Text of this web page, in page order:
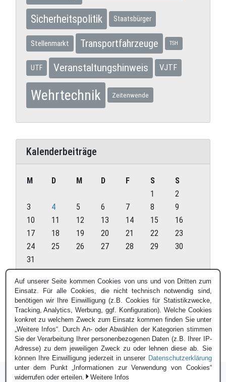
Sicherheitspolitik Staatsbürger
Stellenmarkt Transportfahrzeuge TSH
UTF Veranstaltungshinweis VJTF
Wehrtechnik Zeitenwende
Kalenderbeiträge
August 2026
M D M D F S
S
1
2
3
4 5 6 7 8
9
10
11 12 13 14 15
16
17
18 19 20 21 22
23
24
25 26 27 28 29
30
31
« Juli
Auf unserer Seite kommen Cookies von uns und von Dritten zum
Einsatz. Für alle Cookies, die nicht technisch notwendig sind,
benötigen wir Ihre Einwilligung (z.B. Cookies für Statistikzwecke,
Tracking, Analytics, Werbung, ggf. Konfiguration). Welche Cookies
konkret zu welchem Zweck zum Einsatz kommen finden Sie unter
„Weitere Infos“. Durch An- oder Abwählen der Kategorien stimmen
Sie der Verarbeitung Ihrer personenbezogenen Daten (z.B. Ihrer IP-
Adresse) zu dem jeweiligen Zweck zu oder lehnen diese ab. Sie
können Ihre Einwilligung jederzeit in unserer Datenschutzerklärung
unter dem Punkt „Informationen zur Verwendung von Cookies“
widerrufen oder erteilen.
Weitere Infos